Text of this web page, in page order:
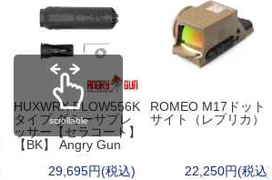
HUXWRX FLOW556K
タイプ ダミーサプレ
ッサー【セラコート】
【BK】 Angry Gun
29,695円(税込)
ROMEO M17ドット
サイト（レプリカ）
22,250円(税込)
scrollable